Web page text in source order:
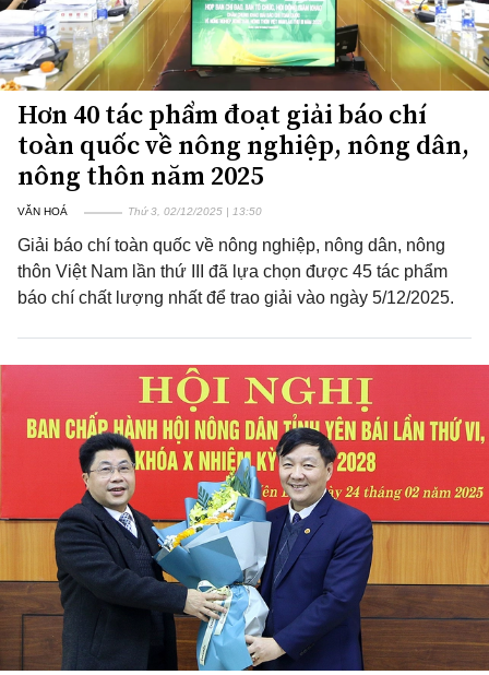
Hơn 40 tác phẩm đoạt giải báo chí
toàn quốc về nông nghiệp, nông dân,
nông thôn năm 2025
VĂN HOÁ Thứ 3, 02/12/2025 | 13:50
Giải báo chí toàn quốc về nông nghiệp, nông dân, nông
thôn Việt Nam lần thứ III đã lựa chọn được 45 tác phẩm
báo chí chất lượng nhất để trao giải vào ngày 5/12/2025.